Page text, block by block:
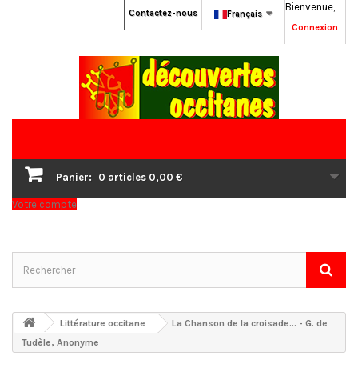
Bienvenue,
Connexion
Français
Contactez-nous
Panier: 0 articles 0,00 €
Votre compte
Littérature occitane
La Chanson de la croisade... - G. de
Tudèle, Anonyme